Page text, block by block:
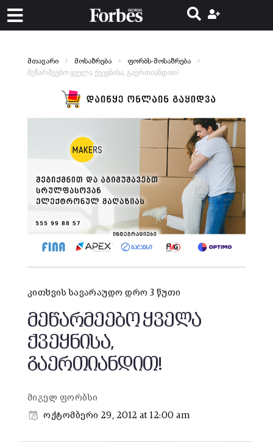
მთავარი მოსაზრება ფორბს-მოსაზრება
მეწარმეებო ყველა ქვეყნისა, გაერთიანდით!
კითხვის სავარაუდო დრო 3 წუთი
მეწარმეებო ყველა
ქვეყნისა,
გაერთიანდით!
მიგელ ფორბსი
ოქტომბერი 29, 2012 at 12:00 am